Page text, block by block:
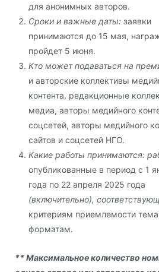
для анонимных авторов.
Сроки и важные даты: заявки
принимаются до 15 мая,
пройдет 5 июня.
Кто может подаваться на
и авторские коллективы
контента, редакционные
медиа, авторы медийного
соцсетей, авторы медийного
сайтов и соцсетей НГО.
Какие работы принимаются:
опубликованные в период с 1
года по 22 апреля 2025 года
(включительно),
критериям приемлемости
форматам.
** Максимальное количество